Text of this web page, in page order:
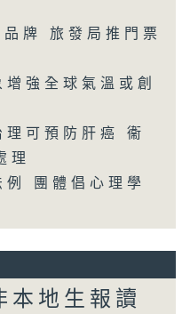
牌 旅發局推門票
強全球氣溫或創
可預防肝癌 衞
理
團體倡心理學
地生報讀